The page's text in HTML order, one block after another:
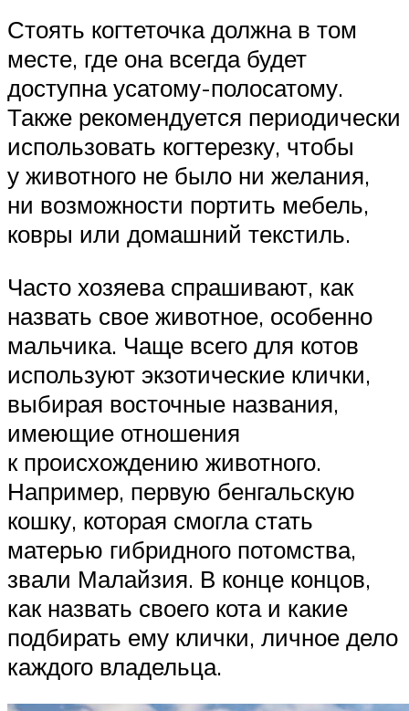
Стоять когтеточка должна в том
месте, где она всегда будет
доступна усатому-полосатому.
Также рекомендуется периодически
использовать когтерезку, чтобы
у животного не было ни желания,
ни возможности портить мебель,
ковры или домашний текстиль.
Часто хозяева спрашивают, как
назвать свое животное, особенно
мальчика. Чаще всего для котов
используют экзотические клички,
выбирая восточные названия,
имеющие отношения
к происхождению животного.
Например, первую бенгальскую
кошку, которая смогла стать
матерью гибридного потомства,
звали Малайзия. В конце концов,
как назвать своего кота и какие
подбирать ему клички, личное дело
каждого владельца.